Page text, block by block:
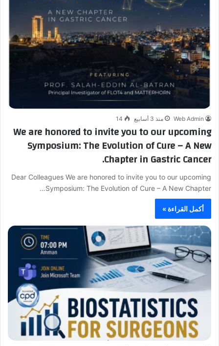
Web Admin منذ 3 أسابيع 14
We are honored to invite you to our upcoming
Symposium: The Evolution of Cure – A New
Chapter in Gastric Cancer.
Dear Colleagues We are honored to invite you to our upcoming
Symposium: The Evolution of Cure – A New Chapter…
أكمل القراءة »